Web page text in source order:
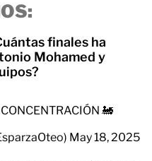
finales ha
Mohamed y
🚂
May 18, 2025